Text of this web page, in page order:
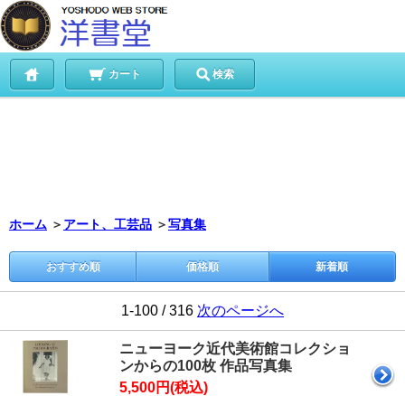
カート 検索
ホーム ＞ アート、工芸品 ＞写真集
おすすめ順 価格順 新着順
1-100 / 316 次のページへ
ニューヨーク近代美術館コレクショ
ンからの100枚 作品写真集
5,500円(税込)